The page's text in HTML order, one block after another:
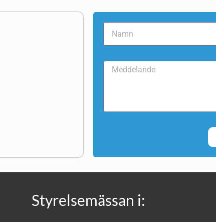
Styrelsemässan i: